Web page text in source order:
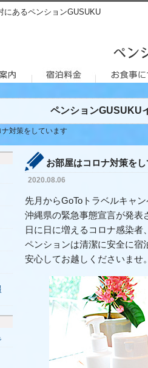
にあるペンションGUSUKU
ペンションGUSUKU
対策をしています
お部屋はコロナ対策を
2020.08.06
先月からGoToトラベルキャ
沖縄県の緊急事態宣言が発表
日に日に増えるコロナ感染
ペンションは清潔に安全に宿
安心してお越しくださいませ